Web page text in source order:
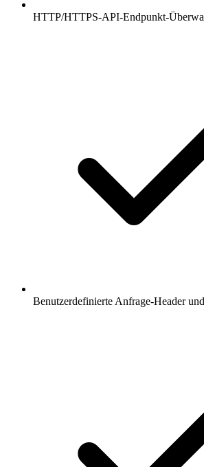
HTTP/HTTPS-API-Endpunkt-
Benutzerdefinierte Anfrage-Header